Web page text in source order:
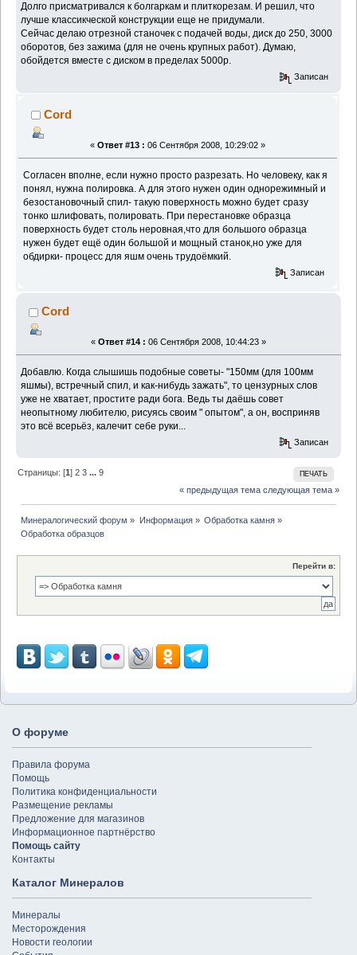
Долго присматривался к болгаркам и плиткорезам. И решил, что
лучше классикческой конструкции еще не придумали.
Сейчас делаю отрезной станочек с подачей воды, диск до 250, 3000
оборотов, без зажима (для не очень крупных работ). Думаю,
обойдется вместе с диском в пределах 5000р.
Записан
Cord
« Ответ #13 : 06 Сентября 2008, 10:29:02 »
Согласен вполне, если нужно просто разрезать. Но человеку, как я
понял, нужна полировка. А для этого нужен один однорежимный и
безостановочный спил- такую поверхность можно будет сразу
тонко шлифовать, полировать. При перестановке образца
поверхность будет столь неровная,что для большого образца
нужен будет ещё один большой и мощный станок,но уже для
обдирки- процесс для яшм очень трудоёмкий.
Записан
Cord
« Ответ #14 : 06 Сентября 2008, 10:44:23 »
Добавлю. Когда слышишь подобные советы- "150мм (для 100мм
яшмы), встречный спил, и как-нибудь зажать", то цензурных слов
уже не хватает, простите ради бога. Ведь ты даёшь совет
неопытному любителю, рисуясь своим " опытом", а он, восприняв
это всё всерьёз, калечит себе руки...
Записан
ПЕЧАТЬ
Страницы: [1]2 3 ...9
« предыдущая тема следующая тема »
Минералогический форум » Информация» Обработка камня»
Обработка образцов
Перейти в:
О форуме
Правила форума
Помощь
Политика конфиденциальности
Размещение рекламы
Предложение для магазинов
Информационное партнёрство
Помощь сайту
Контакты
Каталог Минералов
Минералы
Месторождения
Новости геологии